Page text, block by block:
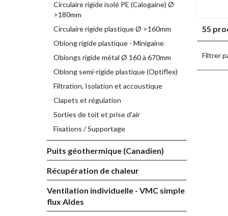
Circulaire rigide isolé PE (Calogaine) Ø
>180mm
Circulaire rigide plastique Ø >160mm
Oblong rigide plastique - Minigaine
Oblongs rigide métal Ø 160 à 670mm
Oblong semi-rigide plastique (Optiflex)
Filtration, Isolation et accoustique
Clapets et régulation
Sorties de toit et prise d'air
Fixations / Supportage
Puits géothermique (Canadien)
Récupération de chaleur
Ventilation individuelle - VMC simple
flux Aldes
•
•
55
Filtrer